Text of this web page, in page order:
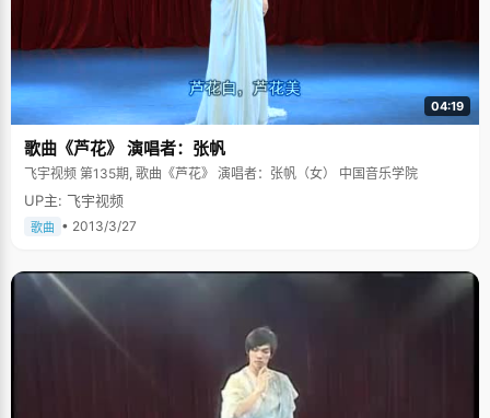
04:19
歌曲《芦花》 演唱者：张帆
飞宇视频 第135期, 歌曲《芦花》 演唱者：张帆（女） 中国音乐学院
UP主: 飞宇视频
歌曲 • 2013/3/27